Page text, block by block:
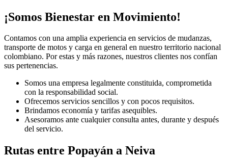
¡Somos Bienestar en Movimiento!
Contamos con una amplia experiencia en servicios de mudanzas,
transporte de motos y carga en general en nuestro territorio nacional
colombiano. Por estas y más razones, nuestros clientes nos confían
sus pertenencias.
Somos una empresa legalmente constituida, comprometida
con la responsabilidad social.
Ofrecemos servicios sencillos y con pocos requisitos.
Brindamos economía y tarifas asequibles.
Asesoramos ante cualquier consulta antes, durante y después
del servicio.
Rutas entre Popayán a Neiva